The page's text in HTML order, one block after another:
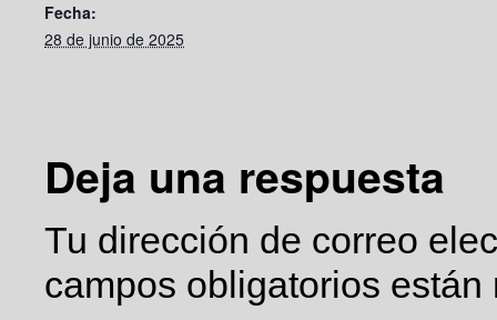
Fecha:
28 de junio de 2025
Deja una respuesta
Tu dirección de correo
campos obligatorios